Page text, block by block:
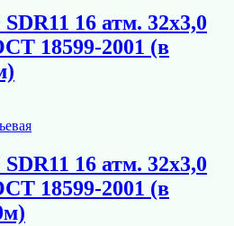
16 атм. 32х3,0
18599-2001 (в
16 атм. 32х3,0
18599-2001 (в